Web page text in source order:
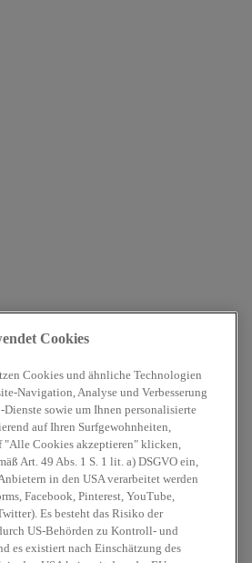
PromisePartner.
Cookies
Cookies und ähnliche Technologien
Navigation, Analyse und Verbesserung
sowie um Ihnen personalisierte
auf Ihren Surfgewohnheiten,
"Alle Cookies akzeptieren" klicken,
Art. 49 Abs. 1 S. 1 lit. a) DSGVO ein,
in den USA verarbeitet werden
Facebook, Pinterest, YouTube,
Es besteht das Risiko der
US-Behörden zu Kontroll- und
es existiert nach Einschätzung des